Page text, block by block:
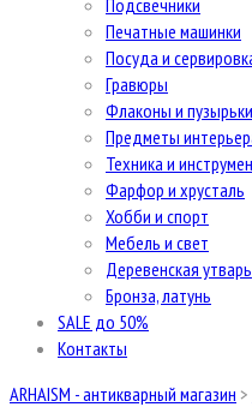
Подсвечники
Печатные машинки
Посуда и
Гравюры
Флаконы и пузырьки
Предметы
Техника и
Фарфор и хрусталь
Хобби и спорт
Мебель и свет
Деревенская утварь
Бронза, латунь
SALE до 50%
Контакты
ARHAISM - антикварный магазин >